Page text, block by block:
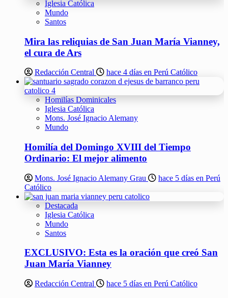
Iglesia Católica
Mundo
Santos
Mira las reliquias de San Juan María Vianney,
el cura de Ars
Redacción Central hace 4 días en Perú Católico
Homilías Dominicales
Iglesia Católica
Mons. José Ignacio Alemany
Mundo
Homilía del Domingo XVIII del Tiempo
Ordinario: El mejor alimento
Mons. José Ignacio Alemany Grau
hace 5 días en Perú
Católico
Destacada
Iglesia Católica
Mundo
Santos
EXCLUSIVO: Esta es la oración que creó San
Juan María Vianney
Redacción Central hace 5 días en Perú Católico